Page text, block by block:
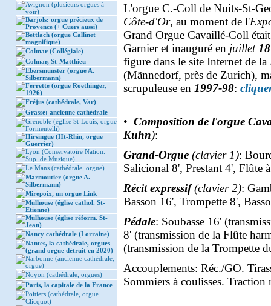
Avignon (plusieurs orgues à
voir)
Barjols: orgue précieux de
Provence (+ Cuers aussi)
Bettlach (orgue Callinet
magnifique)
Colmar (Collégiale)
Colmar, St-Matthieu
Ebersmunster (orgue A.
Silbermann)
Ferrette (orgue Roethinger,
1926)
Fréjus (cathédrale, Var)
Grasse: ancienne cathédrale
Grenoble (église St-Louis, orgue
Formentelli)
Hirsingue (Ht-Rhin, orgue
Guerrier)
Lyon (Conservatoire Nation.
Sup. de Musique)
Le Mans (cathédrale, orgue)
Marmoutier (orgue A.
Silbermann)
Mirepoix, un orgue Link
Mulhouse (église cathol. St-
Etienne)
Mulhouse (église réform. St-
Jean)
Nancy cathédrale (Lorraine)
Nantes, la cathédrale, orgues
(grand orgue détruit en 2020)
Narbonne (ancienne cathédrale,
orgue)
Noyon (cathédrale, orgues)
Paris, la capitale de la France
Poitiers (cathédrale, orgue
Clicquot)
L'orgue C.-Coll de Nuits-St-
Côte-d'Or, au moment de l'
Grand Orgue Cavaillé-Coll
Garnier et inauguré en juillet
figure dans le site Internet de la
(Männedorf, près de Zurich),
scrupuleuse en 1997-98:
• Composition de l'orgue
Kuhn):
Grand-Orgue (clavier 1):
Salicional 8', Prestant 4', Flûte
Récit expressif(clavier 2):
Basson 16', Trompette 8',
Pédale: Soubasse 16'
8' (transmission de la Flûte
(transmission de la Trompette
Accouplements: Réc./GO.
Sommiers à coulisses.